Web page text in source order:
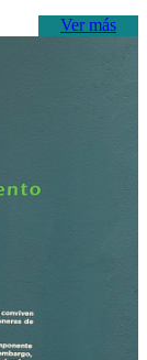
Ver más